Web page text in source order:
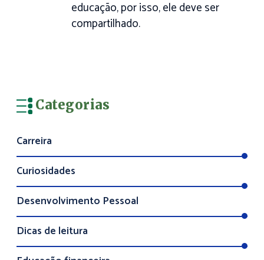
educação, por isso, ele deve ser
compartilhado.
Categorias
Carreira
Curiosidades
Desenvolvimento Pessoal
Dicas de leitura